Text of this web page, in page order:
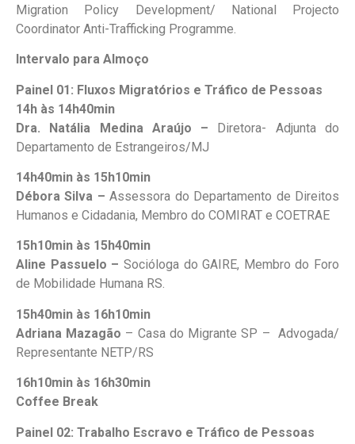
Migration Policy Development/ National Projecto
Coordinator Anti-Trafficking Programme.
Intervalo para Almoço
Painel 01: Fluxos Migratórios e Tráfico de Pessoas
14h às 14h40min
Dra. Natália Medina Araújo – Diretora- Adjunta do
Departamento de Estrangeiros/MJ
14h40min às 15h10min
Débora Silva –Assessora do Departamento de Direitos
Humanos e Cidadania, Membro do COMIRAT e COETRAE
15h10min às 15h40min
Aline Passuelo – Socióloga do GAIRE, Membro do Foro
de Mobilidade Humana RS.
15h40min às 16h10min
Adriana Mazagão – Casa do Migrante SP – Advogada/
Representante NETP/RS
16h10min às 16h30min
Coffee Break
Painel 02: Trabalho Escravo e Tráfico de Pessoas